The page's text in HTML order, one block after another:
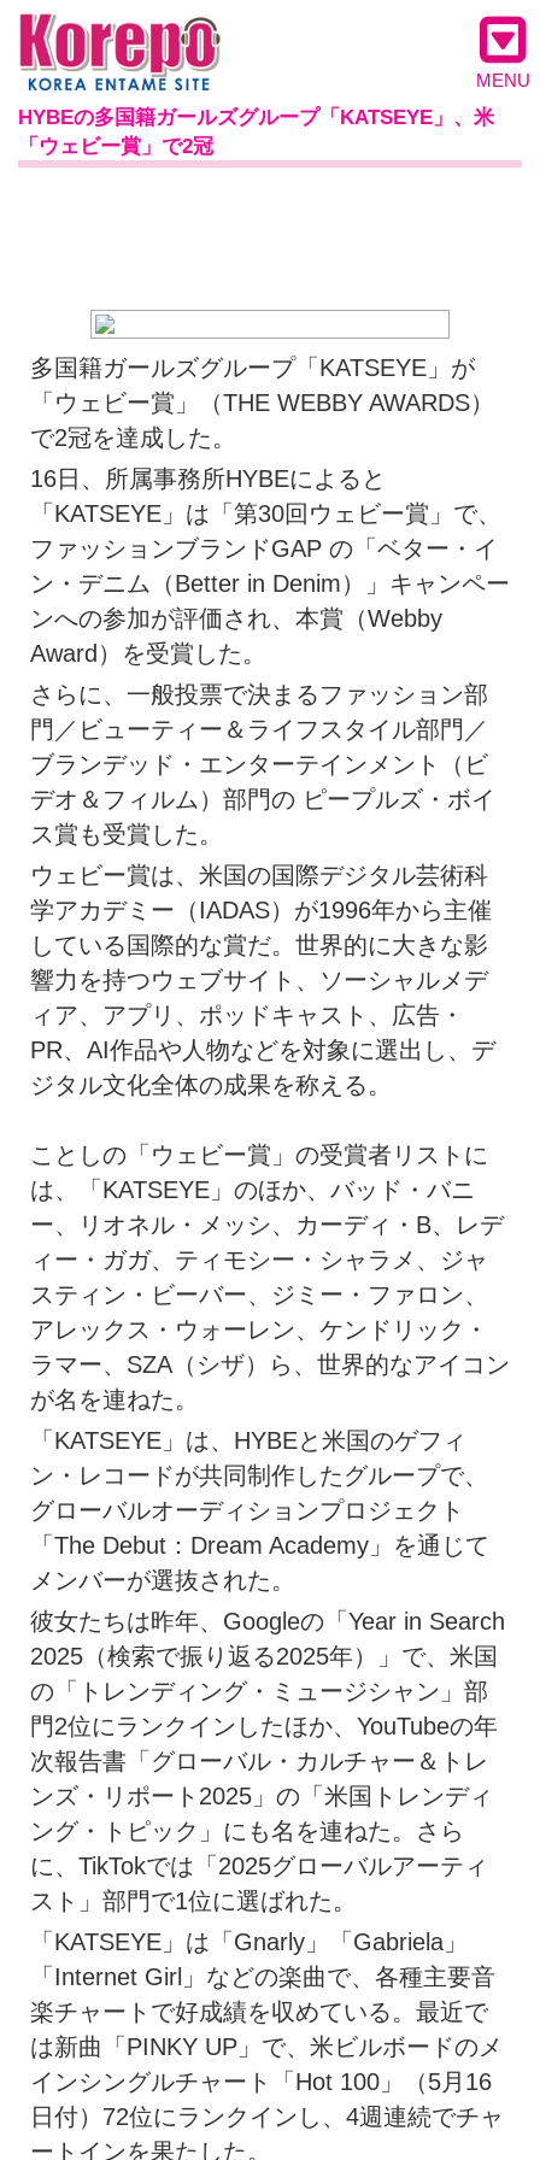
MENU
HYBEの多国籍ガールズグループ「KATSEYE」、米
「ウェビー賞」で2冠
多国籍ガールズグループ「KATSEYE」が
「ウェビー賞」（THE WEBBY AWARDS）
で2冠を達成した。
16日、所属事務所HYBEによると
「KATSEYE」は「第30回ウェビー賞」で、
ファッションブランドGAP の「ベター・イ
ン・デニム（Better in Denim）」キャンペー
ンへの参加が評価され、本賞（Webby
Award）を受賞した。
さらに、一般投票で決まるファッション部
門／ビューティー＆ライフスタイル部門／
ブランデッド・エンターテインメント（ビ
デオ＆フィルム）部門の ピープルズ・ボイ
ス賞も受賞した。
ウェビー賞は、米国の国際デジタル芸術科
学アカデミー（IADAS）が1996年から主催
している国際的な賞だ。世界的に大きな影
響力を持つウェブサイト、ソーシャルメデ
ィア、アプリ、ポッドキャスト、広告・
PR、AI作品や人物などを対象に選出し、デ
ジタル文化全体の成果を称える。
ことしの「ウェビー賞」の受賞者リストに
は、「KATSEYE」のほか、バッド・バニ
ー、リオネル・メッシ、カーディ・B、レデ
ィー・ガガ、ティモシー・シャラメ、ジャ
スティン・ビーバー、ジミー・ファロン、
アレックス・ウォーレン、ケンドリック・
ラマー、SZA（シザ）ら、世界的なアイコン
が名を連ねた。
「KATSEYE」は、HYBEと米国のゲフィ
ン・レコードが共同制作したグループで、
グローバルオーディションプロジェクト
「The Debut：Dream Academy」を通じて
メンバーが選抜された。
彼女たちは昨年、Googleの「Year in Search
2025（検索で振り返る2025年）」で、米国
の「トレンディング・ミュージシャン」部
門2位にランクインしたほか、YouTubeの年
次報告書「グローバル・カルチャー＆トレ
ンズ・リポート2025」の「米国トレンディ
ング・トピック」にも名を連ねた。さら
に、TikTokでは「2025グローバルアーティ
スト」部門で1位に選ばれた。
「KATSEYE」は「Gnarly」「Gabriela」
「Internet Girl」などの楽曲で、各種主要音
楽チャートで好成績を収めている。最近で
は新曲「PINKY UP」で、米ビルボードのメ
インシングルチャート「Hot 100」（5月16
日付）72位にランクインし、4週連続でチャ
ートインを果たした。